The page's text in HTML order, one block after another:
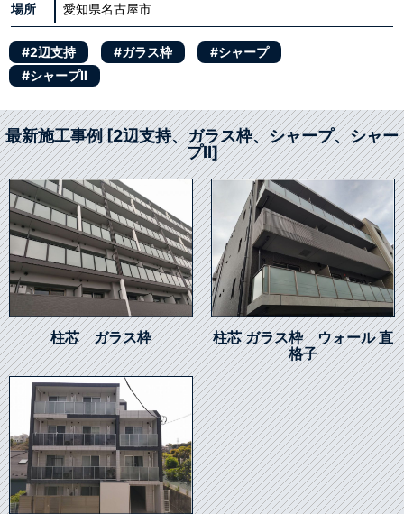
場所 愛知県名古屋市
#2辺支持 #ガラス枠
#シャープ
#シャープⅡ
最新施工事例 [2辺支持、ガラス枠、シャープ、シャー
プⅡ]
柱芯 ガラス枠
柱芯 ガラス枠 ウォール 直
格子